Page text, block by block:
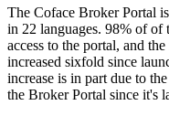
The Coface Broker Portal
in 22 languages. 98% of of
access to the portal, and
increased sixfold since
increase is in part due to
the Broker Portal since it's